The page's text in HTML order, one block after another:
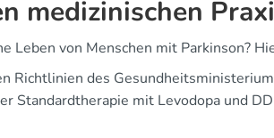
medizinischen
Leben von Menschen mit Parkinson?
Richtlinien des
Standardtherapie mit Levodopa und